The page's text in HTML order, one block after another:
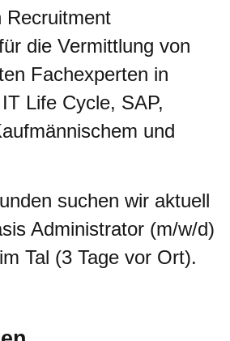
Recruitment
die Vermittlung von
Fachexperten in
Life Cycle, SAP,
und
suchen wir aktuell
Administrator (m/w/d)
Tal (3 Tage vor Ort).